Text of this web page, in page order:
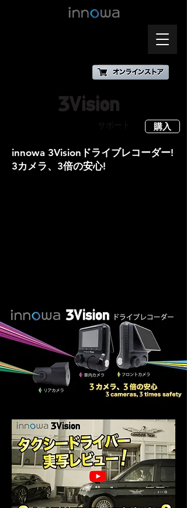
サポート 購入
innowa 3Visionドライブレコーダー!
3カメラ、3倍の安心!